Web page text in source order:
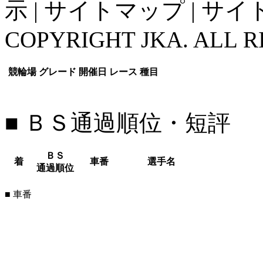
示 | サイトマップ | サイ
COPYRIGHT JKA. ALL
競輪場 グレード 開催日 レース 種目
■ ＢＳ通過順位・短評
着
ＢＳ
通過順位
車番 選手名
■ 車番